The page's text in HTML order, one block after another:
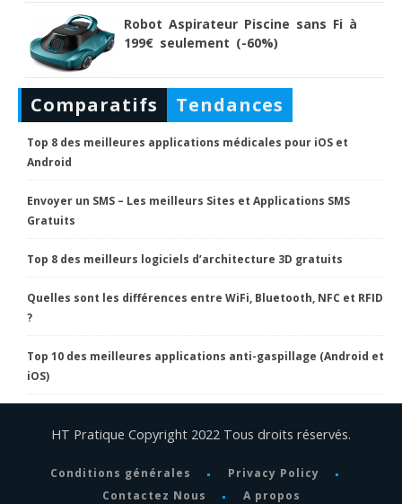
Robot Aspirateur Piscine sans Fi à
199€ seulement (-60%)
Comparatifs Tendances
Top 8 des meilleures applications médicales pour iOS et
Android
Envoyer un SMS – Les meilleurs Sites et Applications SMS
Gratuits
Top 8 des meilleurs logiciels d’architecture 3D gratuits
Quelles sont les différences entre WiFi, Bluetooth, NFC et RFID
?
Top 10 des meilleures applications anti-gaspillage (Android et
iOS)
HT Pratique Copyright 2022 Tous droits réservés.
Conditions générales
Privacy Policy
Contactez Nous
A propos